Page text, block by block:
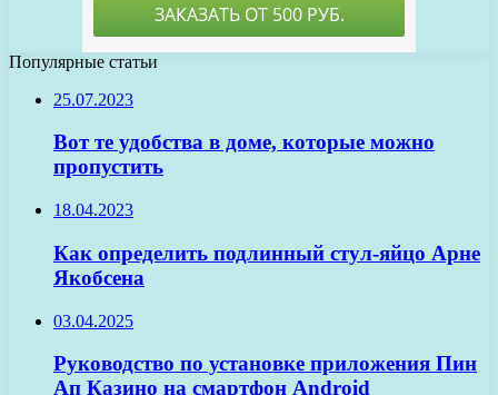
Популярные статьи
25.07.2023
Вот те удобства в доме, которые можно
пропустить
18.04.2023
Как определить подлинный стул-яйцо Арне
Якобсена
03.04.2025
Руководство по установке приложения Пин
Ап Казино на смартфон Android